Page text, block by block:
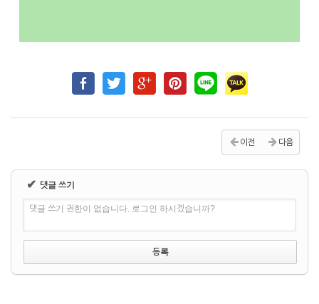
이전 다음
✔ 댓글 쓰기
댓글 쓰기 권한이 없습니다. 로그인 하시겠습니까?